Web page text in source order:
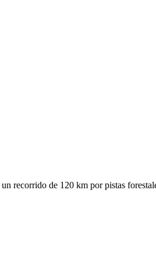
recorrido de 120 km por pistas